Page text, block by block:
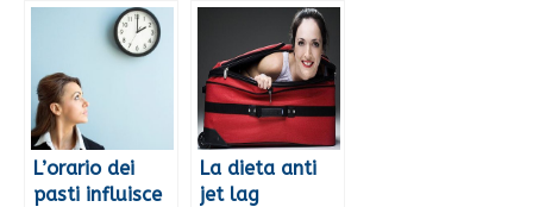
L’orario dei
pasti influisce
La dieta anti
jet lag